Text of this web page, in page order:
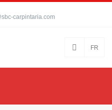
carpintaria.com
FR